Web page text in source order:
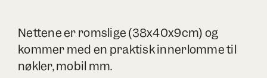
Nettene er romslige (38x40x9cm) og
kommer med en praktisk innerlomme til
nøkler, mobil mm.